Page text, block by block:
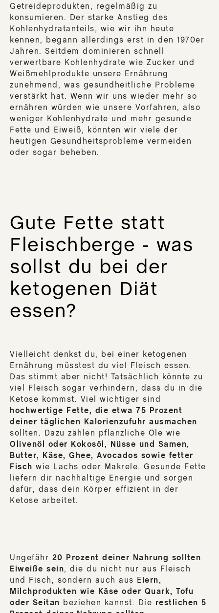
Getreideprodukten, regelmäßig zu
konsumieren. Der starke Anstieg des
Kohlenhydratanteils, wie wir ihn heute
kennen, begann allerdings erst in den 1970er
Jahren. Seitdem dominieren schnell
verwertbare Kohlenhydrate wie Zucker und
Weißmehlprodukte unsere Ernährung
zunehmend, was gesundheitliche Probleme
verstärkt hat. Wenn wir uns wieder mehr so
ernähren würden wie unsere Vorfahren, also
weniger Kohlenhydrate und mehr gesunde
Fette und Eiweiß, könnten wir viele der
heutigen Gesundheitsprobleme vermeiden
oder sogar beheben.
Gute Fette statt
Fleischberge - was
sollst du bei der
ketogenen Diät
essen?
Vielleicht denkst du, bei einer ketogenen
Ernährung müsstest du viel Fleisch essen.
Das stimmt aber nicht! Tatsächlich könnte zu
viel Fleisch sogar verhindern, dass du in die
Ketose kommst. Viel wichtiger sind
hochwertige Fette, die etwa 75 Prozent
deiner täglichen Kalorienzufuhr ausmachen
sollten. Dazu zählen pflanzliche Öle wie
Olivenöl oder Kokosöl, Nüsse und Samen,
Butter, Käse, Ghee, Avocados sowie fetter
Fisch wie Lachs oder Makrele. Gesunde Fette
liefern dir nachhaltige Energie und sorgen
dafür, dass dein Körper effizient in der
Ketose arbeitet.
Ungefähr 20 Prozent deiner Nahrung sollten
Eiweiße sein, die du nicht nur aus Fleisch
und Fisch, sondern auch aus Eiern,
Milchprodukten wie Käse oder Quark, Tofu
oder Seitan beziehen kannst. Die restlichen 5